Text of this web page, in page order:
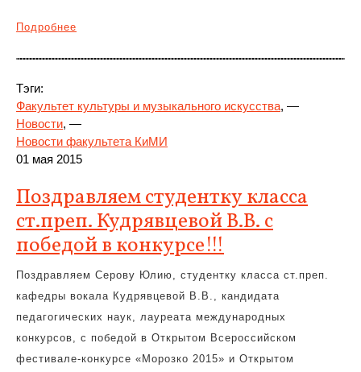
Подробнее
Тэги:
Факультет культуры и музыкального искусства, —
Новости, —
Новости факультета КиМИ
01 мая 2015
Поздравляем студентку класса
ст.преп. Кудрявцевой В.В. с
победой в конкурсе!!!
Поздравляем Серову Юлию, студентку класса ст.преп.
кафедры вокала Кудрявцевой В.В., кандидата
педагогических наук, лауреата международных
конкурсов, с победой в Открытом Всероссийском
фестивале-конкурсе «Морозко 2015» и Открытом